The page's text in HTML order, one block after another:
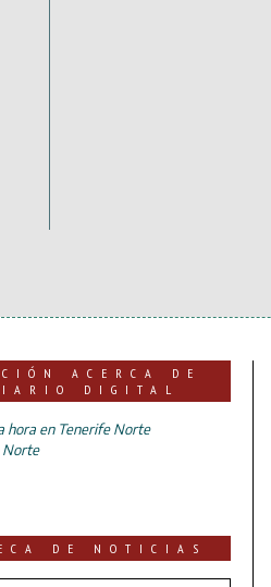
ACERCA DE
DIGITAL
hora en Tenerife Norte
Norte
DE NOTICIAS